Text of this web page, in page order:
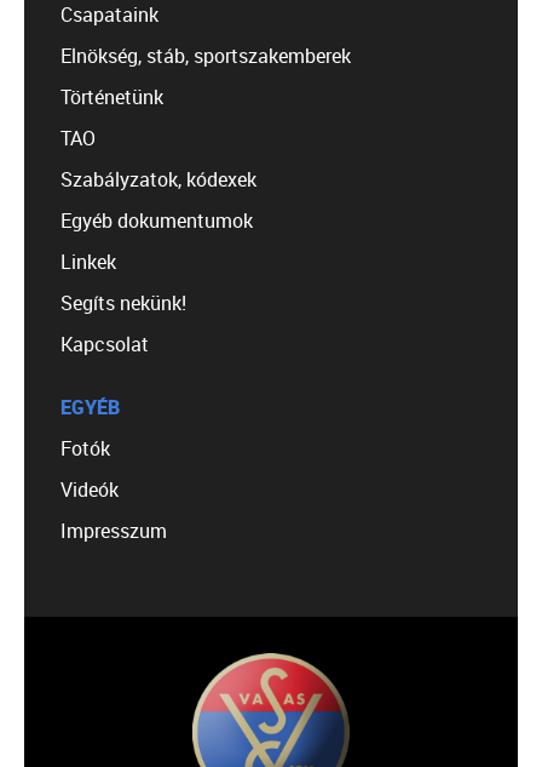
Csapataink
Elnökség, stáb, sportszakemberek
Történetünk
TAO
Szabályzatok, kódexek
Egyéb dokumentumok
Linkek
Segíts nekünk!
Kapcsolat
EGYÉB
Fotók
Videók
Impresszum